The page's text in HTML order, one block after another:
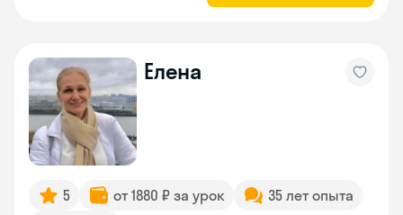
Елена
5 от 1880 ₽ за урок
35 лет опыта